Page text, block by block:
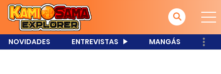
NOVIDADES ENTREVISTAS MANGÁS